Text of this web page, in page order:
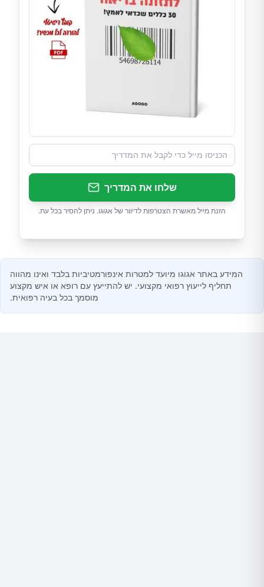
שלחו את המדריך
הזנת מייל מאשרת הצטרפות לדיוור של אגוגו. ניתן להסיר בכל עת.
המידע באתר אגוגו מיועד למטרות אינפורמטיביות בלבד ואינו מהווה
תחליף לייעוץ רפואי מקצועי. יש להתייעץ עם רופא או איש מקצוע
מוסמך בכל בעיה רפואית.